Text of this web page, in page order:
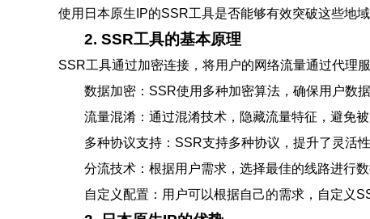
使用日本原生IP的SSR工具是否能够有效突破这些地
2. SSR工具的基本原理
SSR工具通过加密连接，将用户的网络流量通过代理
数据加密：SSR使用多种加密算法，确保用户数据
流量混淆：通过混淆技术，隐藏流量特征，避免被
多种协议支持：SSR支持多种协议，提升了灵活性
分流技术：根据用户需求，选择最佳的线路进行数
自定义配置：用户可以根据自己的需求，自定义